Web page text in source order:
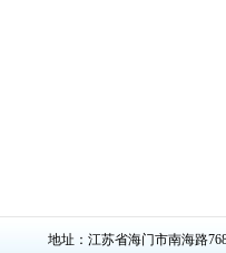
地址：江苏省海门市南海路